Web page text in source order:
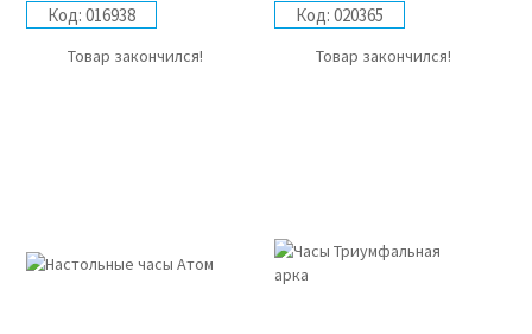
Код: 016938
Товар закончился!
Код: 020365
Товар закончился!